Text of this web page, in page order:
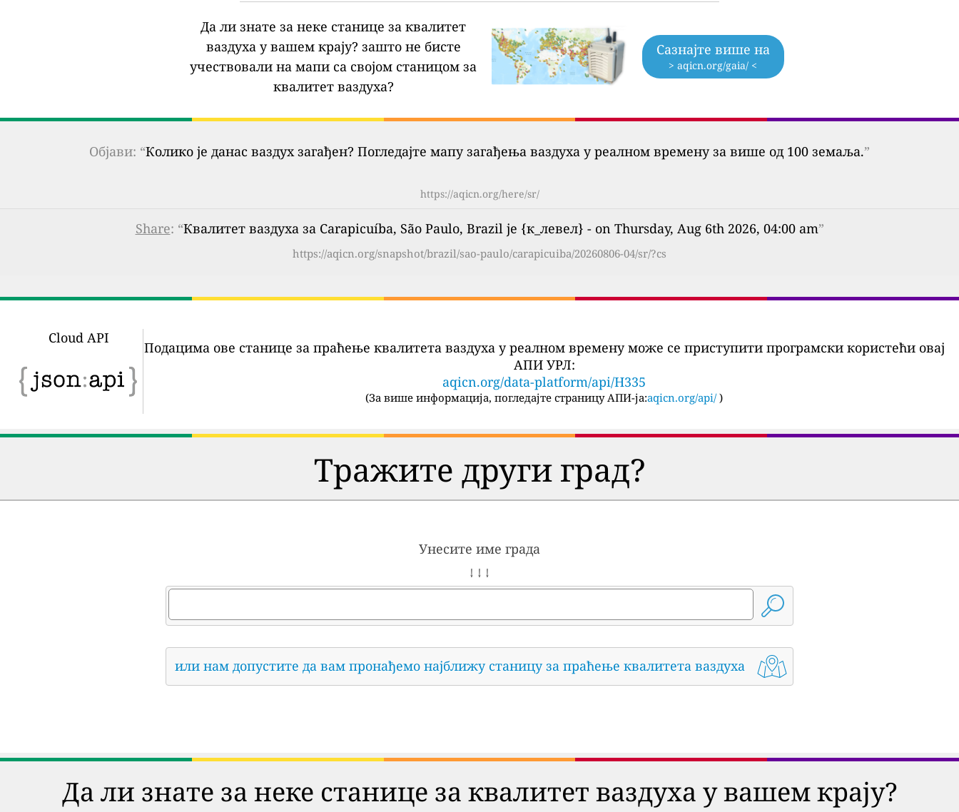
Да ли знате за неке станице за квалитет
ваздуха у вашем крају? зашто не бисте
учествовали на мапи са својом станицом за
квалитет ваздуха?
Сазнајте више на
> aqicn.org/gaia/ <
Објави: “Колико је данас ваздух загађен? Погледајте мапу загађења ваздуха у реалном времену за више од 100 земаља.”
https://aqicn.org/here/sr/
Share: “Квалитет ваздуха за Carapicuíba, São Paulo, Brazil је {к_левел} - on Thursday, Aug 6th 2026, 04:00 am”
https://aqicn.org/snapshot/brazil/sao-paulo/carapicuiba/20260806-04/sr/?cs
Cloud API
Подацима ове станице за праћење квалитета ваздуха у реалном времену може се приступити програмски користећи овај
АПИ УРЛ:
aqicn.org/data-platform/api/H335
(За више информација, погледајте страницу АПИ-ја:aqicn.org/api/ )
Тражите други град?
Унесите име града
↓ ↓ ↓
или нам допустите да вам пронађемо најближу станицу за праћење квалитета ваздуха
Да ли знате за неке станице за квалитет ваздуха у вашем крају?